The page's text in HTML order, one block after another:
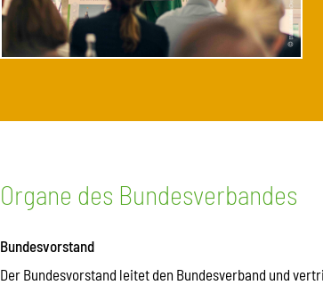
Organe des Bundesverbandes
Bundesvorstand
Der Bundesvorstand leitet den Bundesverband und